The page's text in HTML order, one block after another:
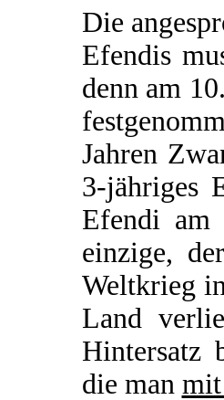
Die
Efendis
denn am
Jahren
3-jähriges
Efendi
einzige,
Weltkrieg
Land
Hintersatz
die man